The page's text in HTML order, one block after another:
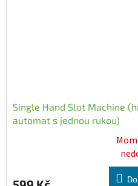
Single Hand Slot Machine
automat s jednou rukou)